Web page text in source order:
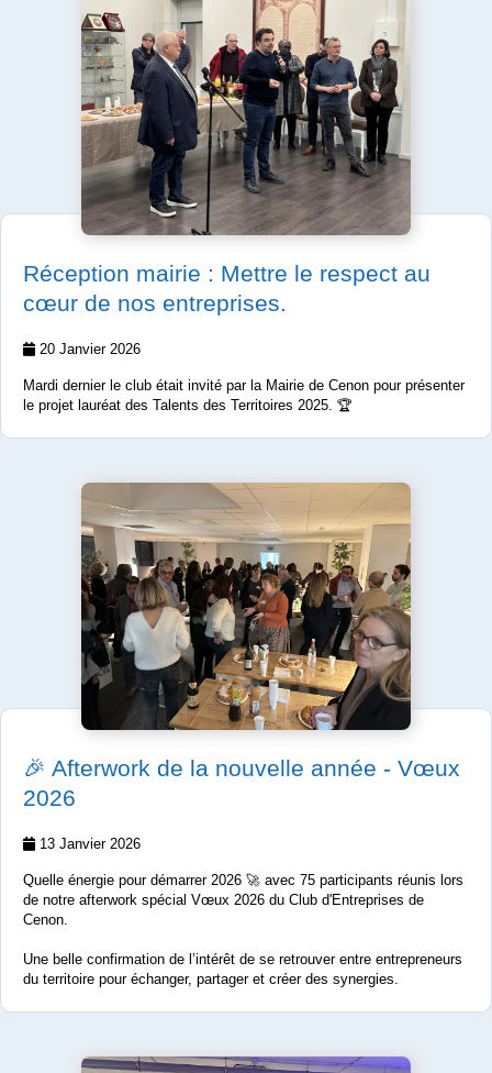
Réception mairie : Mettre le respect au
cœur de nos entreprises.
20 Janvier 2026
Mardi dernier le club était invité par la Mairie de Cenon pour présenter
le projet lauréat des Talents des Territoires 2025. 🏆
🎉 Afterwork de la nouvelle année - Vœux
2026
13 Janvier 2026
Quelle énergie pour démarrer 2026 🚀 avec 75 participants réunis lors
de notre afterwork spécial Vœux 2026 du Club d'Entreprises de
Cenon.
Une belle confirmation de l’intérêt de se retrouver entre entrepreneurs
du territoire pour échanger, partager et créer des synergies.